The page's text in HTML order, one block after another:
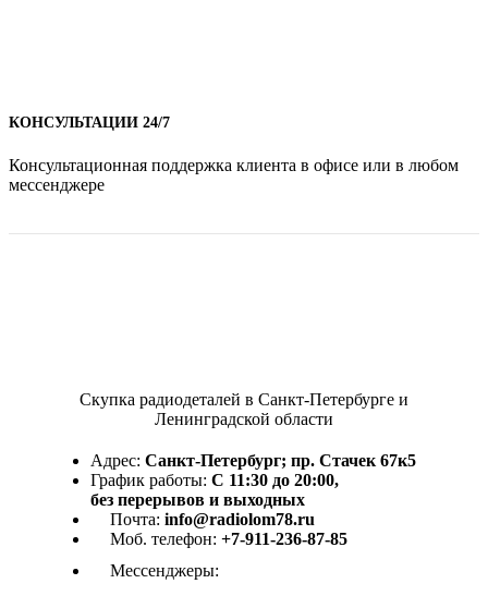
КОНСУЛЬТАЦИИ 24/7
Консультационная поддержка клиента в офисе или в любом
мессенджере
Скупка радиодеталей в Санкт-Петербурге и
Ленинградской области
Адрес: Санкт-Петербург; пр. Стачек 67к5
График работы: С 11:30 до 20:00,
без перерывов и выходных
Почта: info@radiolom78.ru
Моб. телефон: +7-911-236-87-85
Мессенджеры: